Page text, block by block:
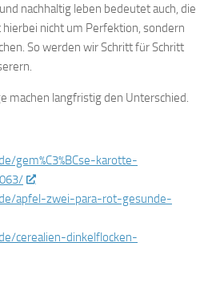
nachhaltig leben bedeutet auch, die
nicht um Perfektion, sondern
So werden wir Schritt für Schritt
machen langfristig den Unterschied.
gem%C3%BCse-karotte-
apfel-zwei-para-rot-gesunde-
cerealien-dinkelflocken-